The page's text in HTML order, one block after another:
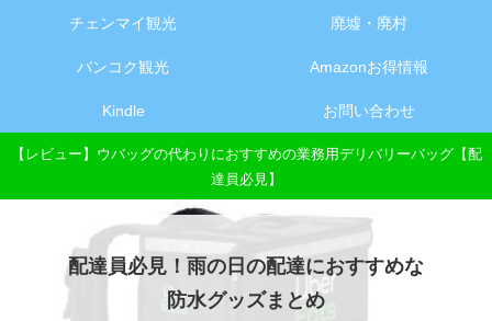
チェンマイ観光 廃墟・廃村
バンコク観光 Amazonお得情報
Kindle お問い合わせ
【レビュー】ウバッグの代わりにおすすめの業務用デリバリーバッグ【配
達員必見】
配達員必見！雨の日の配達におすすめな
防水グッズまとめ